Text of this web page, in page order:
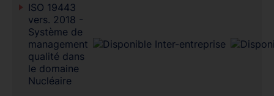
ISO 19443
vers. 2018 -
Système de
management
qualité dans
le domaine
Nucléaire